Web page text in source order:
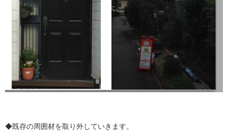
◆既存の周囲材を取り外していきます。